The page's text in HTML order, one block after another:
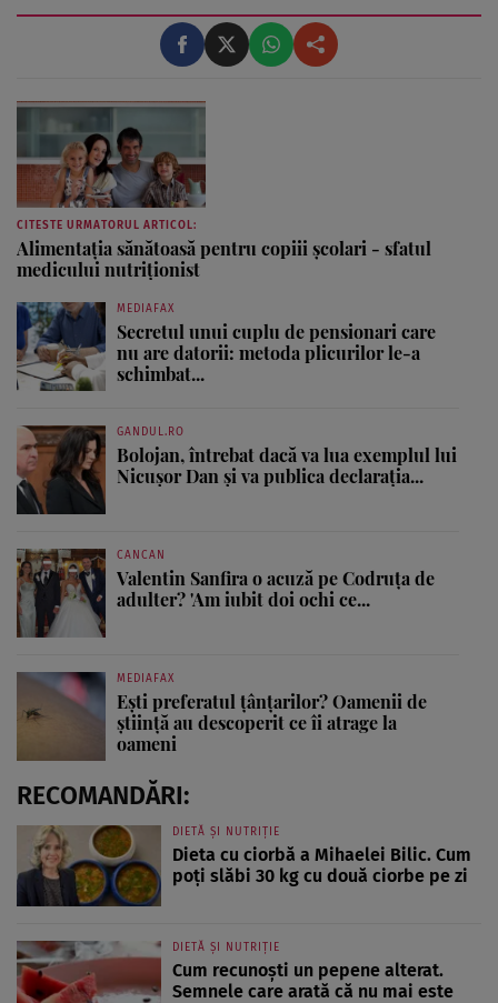
CITESTE URMATORUL ARTICOL:
Alimentaţia sănătoasă pentru copiii şcolari - sfatul
medicului nutriţionist
MEDIAFAX
Secretul unui cuplu de pensionari care
nu are datorii: metoda plicurilor le-a
schimbat...
GANDUL.RO
Bolojan, întrebat dacă va lua exemplul lui
Nicușor Dan și va publica declarația...
CANCAN
Valentin Sanfira o acuză pe Codruța de
adulter? 'Am iubit doi ochi ce...
MEDIAFAX
Ești preferatul țânțarilor? Oamenii de
știință au descoperit ce îi atrage la
oameni
RECOMANDĂRI:
DIETĂ ȘI NUTRIȚIE
Dieta cu ciorbă a Mihaelei Bilic. Cum
poți slăbi 30 kg cu două ciorbe pe zi
DIETĂ ȘI NUTRIȚIE
Cum recunoști un pepene alterat.
Semnele care arată că nu mai este